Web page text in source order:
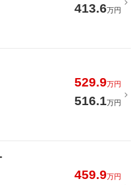
413.6万円
529.9万円
516.1万円
459.9万円